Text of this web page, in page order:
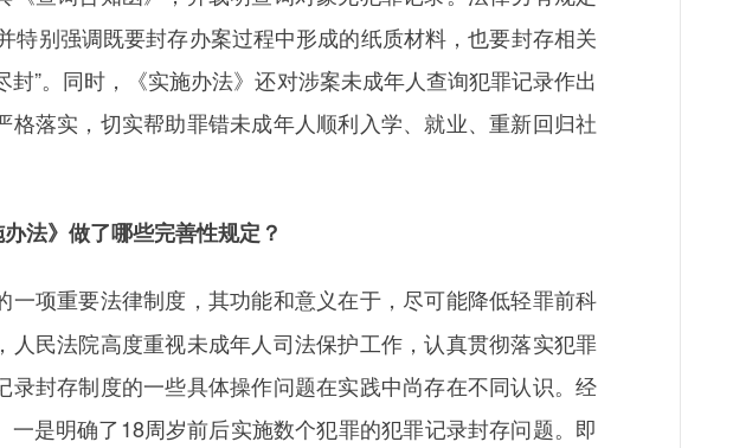
别强调既要封存办案过程中形成的纸质材料，也要封存相关
”。同时，《实施办法》还对涉案未成年人查询犯罪记录作出
落实，切实帮助罪错未成年人顺利入学、就业、重新回归社
法》做了哪些完善性规定？
项重要法律制度，其功能和意义在于，尽可能降低轻罪前科
民法院高度重视未成年人司法保护工作，认真贯彻落实犯罪
封存制度的一些具体操作问题在实践中尚存在不同认识。经
是明确了18周岁前后实施数个犯罪的犯罪记录封存问题。即